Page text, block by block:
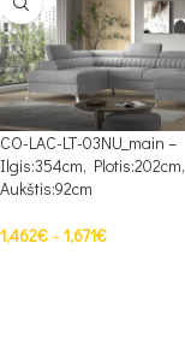
CO-LAC-LT-03NU_main –
Ilgis:354cm, Plotis:202cm,
Aukštis:92cm
1,462€–1,671€